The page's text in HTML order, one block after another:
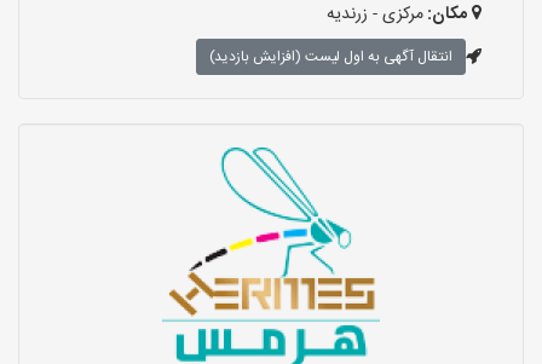
مکان:مرکزی - زرندیه
انتقال آگهی به اول لیست (افزایش بازدید)